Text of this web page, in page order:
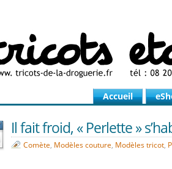
Accueil
Il fait froid, « Perlette »
Comète, Modèles couture, Modèles tricot,